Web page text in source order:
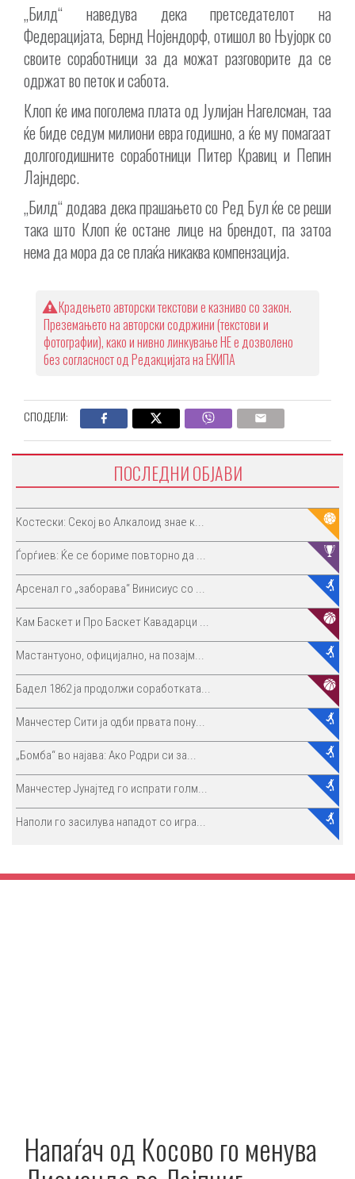
„Билд“ наведува дека претседателот на
Федерацијата, Бернд Нојендорф, отишол во Њујорк со
своите соработници за да можат разговорите да се
одржат во петок и сабота.
Клоп ќе има поголема плата од Јулијан Нагелсман, таа
ќе биде седум милиони евра годишно, а ќе му помагаат
долгогодишните соработници Питер Кравиц и Пепин
Лајндерс.
„Билд“ додава дека прашањето со Ред Бул ќе се реши
така што Клоп ќе остане лице на брендот, па затоа
нема да мора да се плаќа никаква компензација.
Крадењето авторски текстови е казниво со закон.
Преземањето на авторски содржини (текстови и
фотографии), како и нивно линкување НЕ е дозволено
без согласност од Редакцијата на ЕКИПА
СПОДЕЛИ:
ПОСЛЕДНИ ОБЈАВИ
Костески: Секој во Алкалоид знае к...
Ѓорѓиев: Ќе се бориме повторно да ...
Арсенал го „заборава“ Винисиус со ...
Кам Баскет и Про Баскет Кавадарци ...
Мастантуоно, официјално, на позајм...
Бадел 1862 ја продолжи соработката...
Манчестер Сити ја одби првата пону...
„Бомба“ во најава: Ако Родри си за...
Манчестер Јунајтед го испрати голм...
Наполи го засилува нападот со игра...
Напаѓач од Косово го менува